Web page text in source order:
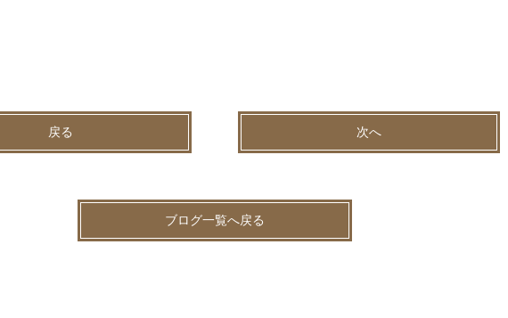
戻る 次へ
ブログ一覧へ戻る